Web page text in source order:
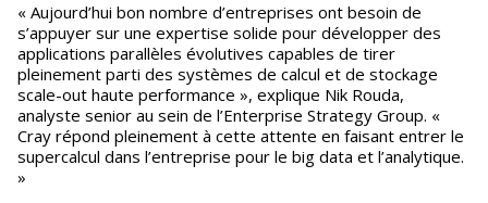
« Aujourd’hui bon nombre d’entreprises ont besoin de
s’appuyer sur une expertise solide pour développer des
applications parallèles évolutives capables de tirer
pleinement parti des systèmes de calcul et de stockage
scale-out haute performance », explique Nik Rouda,
analyste senior au sein de l’Enterprise Strategy Group. «
Cray répond pleinement à cette attente en faisant entrer le
supercalcul dans l’entreprise pour le big data et l’analytique.
»